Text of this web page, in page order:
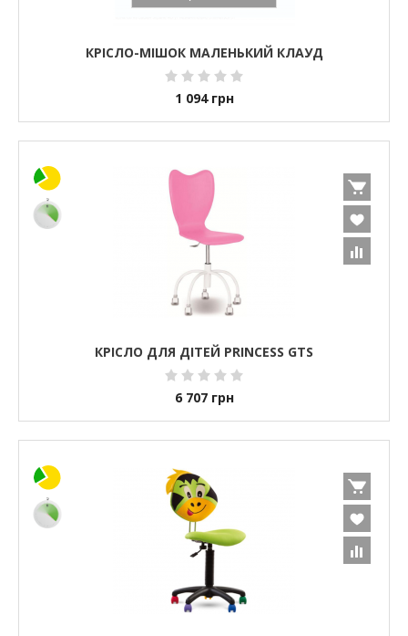
КРІСЛО-МІШОК МАЛЕНЬКИЙ КЛАУД
1 094 грн
КРІСЛО ДЛЯ ДІТЕЙ PRINCESS GTS
6 707 грн